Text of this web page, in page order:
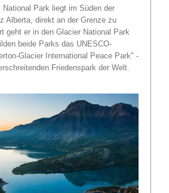
National Park liegt im Süden der
Alberta, direkt an der Grenze zu
geht er in den Glacier National Park
beide Parks das UNESCO-
Glacier International Peace Park" -
Friedenspark der Welt.